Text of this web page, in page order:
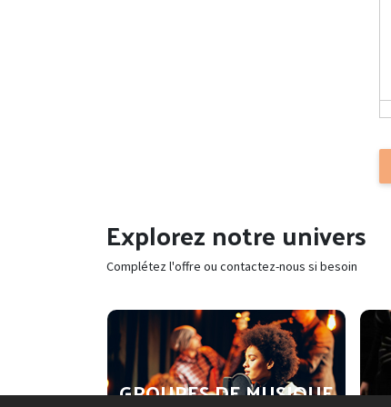
Explorez notre univers
Complétez l'offre ou contactez-nous si besoin
RÉALISATION VIDÉO